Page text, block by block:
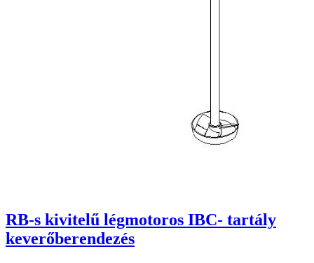
RB-s kivitelű légmotoros IBC- tartály
keverőberendezés